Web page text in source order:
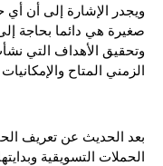
ويجدر الإشارة إلى أن أي
صغيرة هي دائما بحاجة إلى
وتحقيق الأهداف التي
الزمني المتاح والإمكانيات
بعد الحديث عنتعريف
الحملات التسويقية وبدايتها